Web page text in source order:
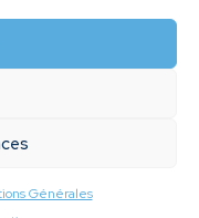
Générales
All rights